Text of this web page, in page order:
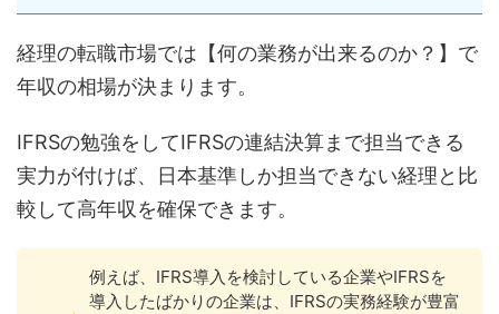
経理の転職市場では【何の業務が出来るのか？】で
年収の相場が決まります。
IFRSの勉強をしてIFRSの連結決算まで担当できる
実力が付けば、日本基準しか担当できない経理と比
較して高年収を確保できます。
例えば、IFRS導入を検討している企業やIFRSを
導入したばかりの企業は、IFRSの実務経験が豊富